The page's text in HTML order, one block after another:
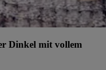
Dinkel mit vollem